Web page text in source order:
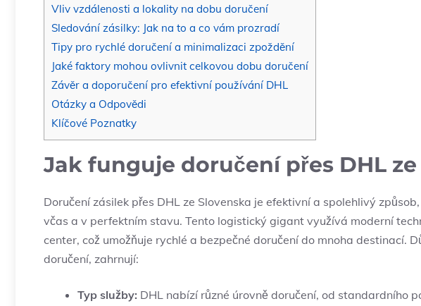
Vliv vzdálenosti a lokality na dobu doručení
Sledování zásilky: Jak na to a co vám prozradí
Tipy pro rychlé doručení a minimalizaci zpoždění
Jaké faktory mohou ovlivnit celkovou dobu doručení
Závěr a doporučení pro efektivní používání DHL
Otázky a Odpovědi
Klíčové Poznatky
Jak funguje doručení přes DHL
Doručení zásilek přes DHL ze Slovenska je efektivní a spolehlivý
včas a v perfektním stavu. Tento logistický gigant využívá moderní
center, což umožňuje rychlé a bezpečné doručení do mnoha destinací.
doručení, zahrnují:
Typ služby: DHL nabízí různé úrovně doručení, od standardního